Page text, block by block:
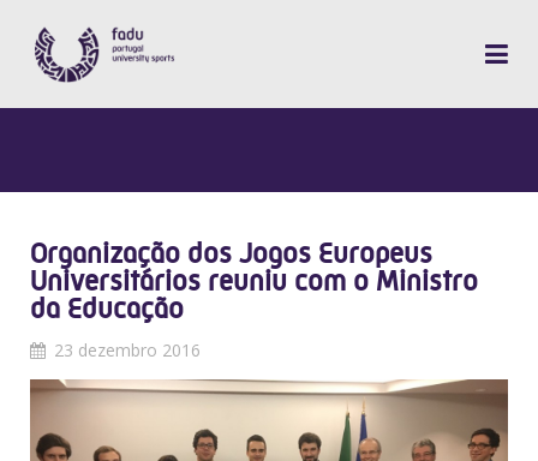
Organização dos Jogos Europeus
Universitários reuniu com o Ministro
da Educação
23 dezembro 2016